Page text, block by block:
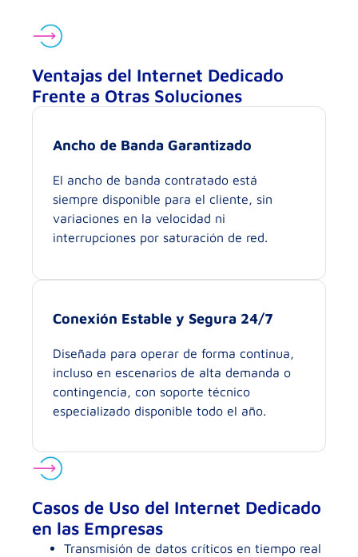
Ventajas del Internet Dedicado
Frente a Otras Soluciones
Ancho de Banda Garantizado
El ancho de banda contratado está
siempre disponible para el cliente, sin
variaciones en la velocidad ni
interrupciones por saturación de red.
Conexión Estable y Segura 24/7
Diseñada para operar de forma continua,
incluso en escenarios de alta demanda o
contingencia, con soporte técnico
especializado disponible todo el año.
Casos de Uso del Internet Dedicado
en las Empresas
Transmisión de datos críticos en tiempo real